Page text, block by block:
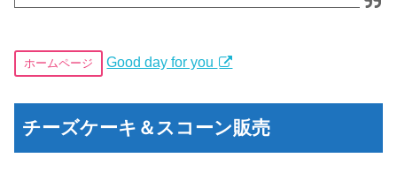
ホームページ Good day for you
チーズケーキ＆スコーン販売